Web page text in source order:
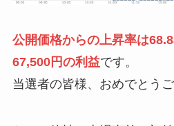
公開価格からの上昇率は
67,500円の利益です。
当選者の皆様、おめでとうご